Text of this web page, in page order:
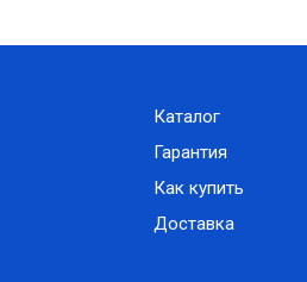
Каталог
Гарантия
Как купить
Доставка